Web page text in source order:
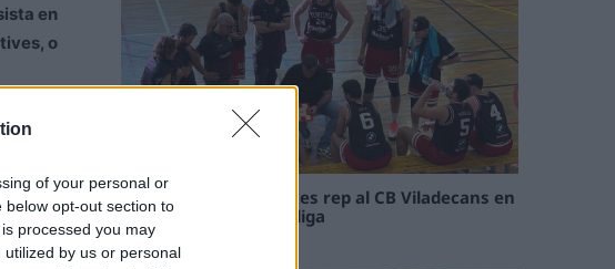
of your personal or
opt-out section to
processed you may
by us or personal
en
o
al
just els
la
i
El Cantaires amb baixes rep al CB Viladecans en
el tram decisiu de la lliga
09 maig 2026